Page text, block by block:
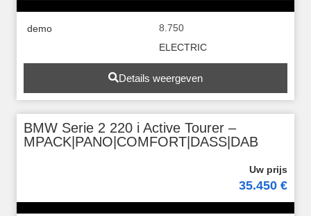
demo
8.750
ELECTRIC
Details weergeven
BMW Serie 2 220 i Active Tourer –
MPACK|PANO|COMFORT|DASS|DAB
35.450 €